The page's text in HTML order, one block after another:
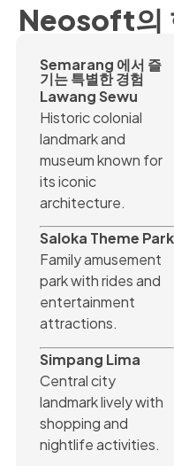
Neosoft의
Semarang 에서 즐
기는 특별한 경험
Lawang Sewu
Historic colonial
landmark and
museum known for
its iconic
architecture.
Saloka Theme Park
Family amusement
park with rides and
entertainment
attractions.
Simpang Lima
Central city
landmark lively with
shopping and
nightlife activities.